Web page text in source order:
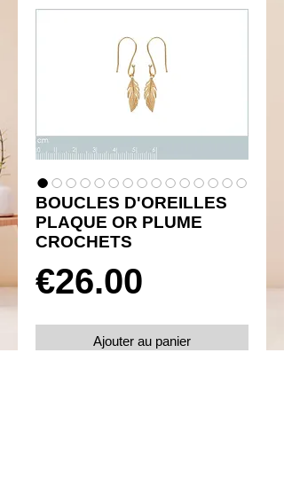
BOUCLES D'OREILLES
PLAQUE OR PLUME
CROCHETS
€26.00
Ajouter au panier